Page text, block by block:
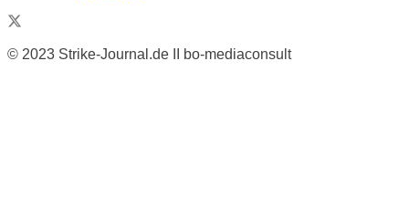
© 2023 Strike-Journal.de II bo-mediaconsult